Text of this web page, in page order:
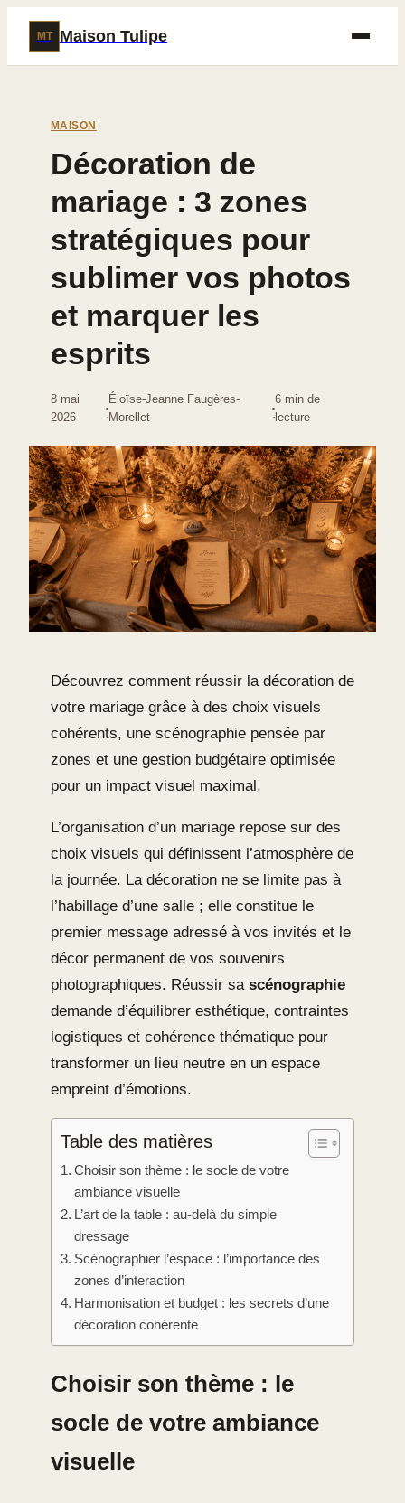
MT Maison Tulipe
MAISON
Décoration de
mariage : 3 zones
stratégiques pour
sublimer vos photos
et marquer les
esprits
8 mai
2026
·
Éloïse-Jeanne Faugères-
Morellet
·
6 min de
lecture
Découvrez comment réussir la décoration de
votre mariage grâce à des choix visuels
cohérents, une scénographie pensée par
zones et une gestion budgétaire optimisée
pour un impact visuel maximal.
L’organisation d’un mariage repose sur des
choix visuels qui définissent l’atmosphère de
la journée. La décoration ne se limite pas à
l’habillage d’une salle ; elle constitue le
premier message adressé à vos invités et le
décor permanent de vos souvenirs
photographiques. Réussir sa scénographie
demande d’équilibrer esthétique, contraintes
logistiques et cohérence thématique pour
transformer un lieu neutre en un espace
empreint d’émotions.
Table des matières
Choisir son thème : le socle de votre
ambiance visuelle
L’art de la table : au-delà du simple
dressage
Scénographier l’espace : l’importance des
zones d’interaction
Harmonisation et budget : les secrets d’une
décoration cohérente
Choisir son thème : le
socle de votre ambiance
visuelle